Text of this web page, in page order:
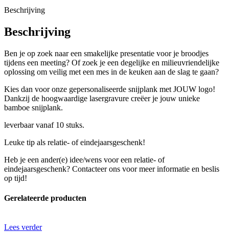
Beschrijving
Beschrijving
Ben je op zoek naar een smakelijke presentatie voor je broodjes
tijdens een meeting? Of zoek je een degelijke en milieuvriendelijke
oplossing om veilig met een mes in de keuken aan de slag te gaan?
Kies dan voor onze gepersonaliseerde snijplank met JOUW logo!
Dankzij de hoogwaardige lasergravure creëer je jouw unieke
bamboe snijplank.
leverbaar vanaf 10 stuks.
Leuke tip als relatie- of eindejaarsgeschenk!
Heb je een ander(e) idee/wens voor een relatie- of
eindejaarsgeschenk? Contacteer ons voor meer informatie en beslis
op tijd!
Gerelateerde producten
Lees verder